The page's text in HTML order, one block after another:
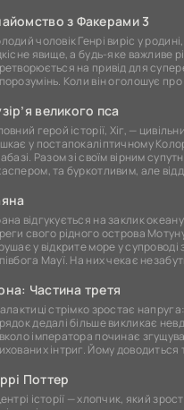
з Факерами 3
чоловік Генрі виріс у
явище, а будь-яке важливе
на привід для
Коли він оголошує
великого пса
герой історії, Хіг, —
у постапокаліптичному
Разом зі своїм вірним
та буркотливим, але
відгукується на заклик
свого рідного острова
у відкрите море у
Мауї. На них чекає
Частина третя
стрімко зростає
дедалі більше викликає
імператора починає
інтриг. Йому
Поттер
історії — хлопчик, який